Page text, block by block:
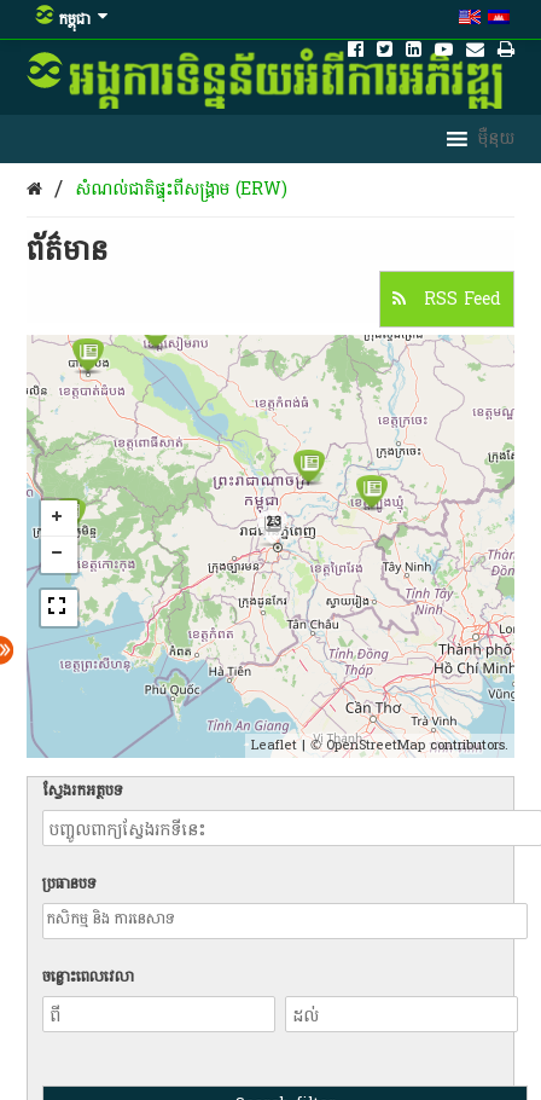
កម្ពុជា
/ សំណល់ជាតិផ្ទុះពីសង្គ្រាម (ERW)
ព័ត៌មាន​
RSS Feed
23
Leaflet| © OpenStreetMapcontributors.
ស្វែងរកអត្ថបទ
ប្រធានបទ
ចន្លោះពេលវេលា